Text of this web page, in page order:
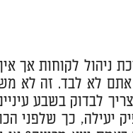
ניהול לקוחות אך
אתם לא לבד. זה לא
לבדוק בשבע
יעילה, כך שלפני